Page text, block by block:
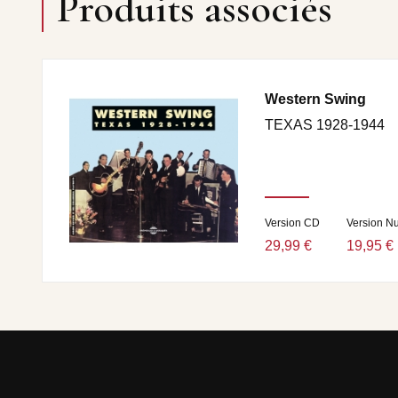
Western Swing
TEXAS 1928-1944
Version CD
29,99 €
Version
19,95 €